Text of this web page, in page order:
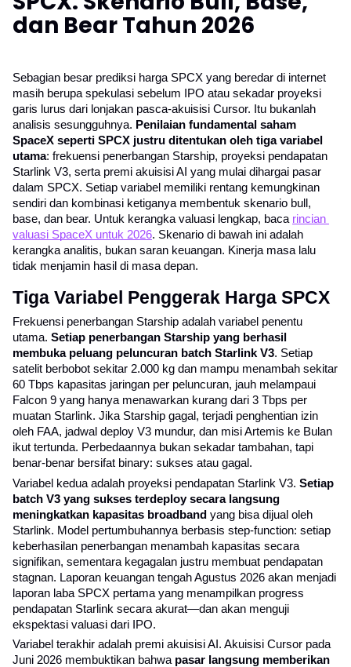
dan Bear Tahun 2026
Sebagian besar prediksi harga SPCX yang beredar di internet
masih berupa spekulasi sebelum IPO atau sekadar proyeksi
garis lurus dari lonjakan pasca-akuisisi Cursor. Itu bukanlah
analisis sesungguhnya. Penilaian fundamental saham
SpaceX seperti SPCX justru ditentukan oleh tiga variabel
utama: frekuensi penerbangan Starship, proyeksi pendapatan
Starlink V3, serta premi akuisisi AI yang mulai dihargai pasar
dalam SPCX. Setiap variabel memiliki rentang kemungkinan
sendiri dan kombinasi ketiganya membentuk skenario bull,
base, dan bear. Untuk kerangka valuasi lengkap, baca rincian
valuasi SpaceX untuk 2026. Skenario di bawah ini adalah
kerangka analitis, bukan saran keuangan. Kinerja masa lalu
tidak menjamin hasil di masa depan.
Tiga Variabel Penggerak Harga SPCX
Frekuensi penerbangan Starship adalah variabel penentu
utama. Setiap penerbangan Starship yang berhasil
membuka peluang peluncuran batch Starlink V3. Setiap
satelit berbobot sekitar 2.000 kg dan mampu menambah sekitar
60 Tbps kapasitas jaringan per peluncuran, jauh melampaui
Falcon 9 yang hanya menawarkan kurang dari 3 Tbps per
muatan Starlink. Jika Starship gagal, terjadi penghentian izin
oleh FAA, jadwal deploy V3 mundur, dan misi Artemis ke Bulan
ikut tertunda. Perbedaannya bukan sekadar tambahan, tapi
benar-benar bersifat binary: sukses atau gagal.
Variabel kedua adalah proyeksi pendapatan Starlink V3. Setiap
batch V3 yang sukses terdeploy secara langsung
meningkatkan kapasitas broadband yang bisa dijual oleh
Starlink. Model pertumbuhannya berbasis step-function: setiap
keberhasilan penerbangan menambah kapasitas secara
signifikan, sementara kegagalan justru membuat pendapatan
stagnan. Laporan keuangan tengah Agustus 2026 akan menjadi
laporan laba SPCX pertama yang menampilkan progress
pendapatan Starlink secara akurat—dan akan menguji
ekspektasi valuasi dari IPO.
Variabel terakhir adalah premi akuisisi AI. Akuisisi Cursor pada
Juni 2026 membuktikan bahwa pasar langsung memberikan